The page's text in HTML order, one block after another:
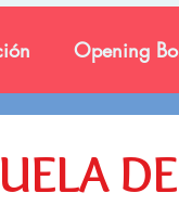
Opening